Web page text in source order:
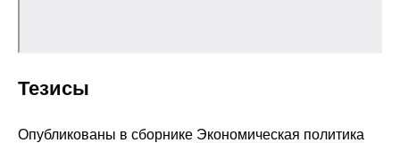
Тезисы
Опубликованы в сборнике Экономическая политика